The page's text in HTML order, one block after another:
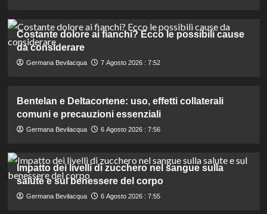
Costante dolore ai fianchi? Ecco le possibili cause
da considerare
Germana Bevilacqua 7 Agosto 2026 : 7:52
Bentelan e Deltacortene: uso, effetti collaterali
comuni e precauzioni essenziali
Germana Bevilacqua 6 Agosto 2026 : 7:56
Impatto dei livelli di zucchero nel sangue sulla
salute e sul benessere del corpo
Germana Bevilacqua 6 Agosto 2026 : 7:55